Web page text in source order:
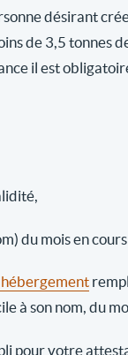
désirant
de 3,5 tonnes de
il est
du mois en
à son nom, du
pour votre